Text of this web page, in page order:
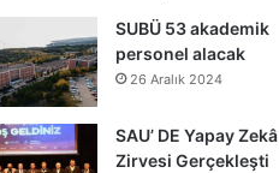
SUBÜ 53 akademik
personel alacak
26 Aralık 2024
SAU’ DE Yapay Zekâ
Zirvesi Gerçekleşti